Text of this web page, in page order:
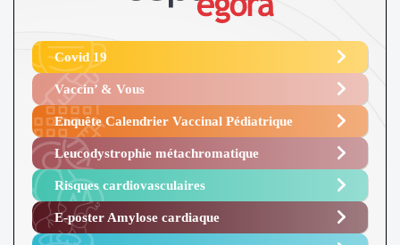
Covid 19
Vaccin’ & Vous
Enquête Calendrier Vaccinal Pédiatrique
Leucodystrophie métachromatique
Risques cardiovasculaires
E-poster Amylose cardiaque ​